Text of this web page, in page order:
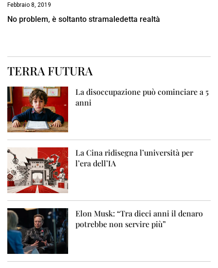
Febbraio 8, 2019
No problem, è soltanto stramaledetta realtà
TERRA FUTURA
La disoccupazione può cominciare a 5
anni
La Cina ridisegna l’università per
l’era dell’IA
Elon Musk: “Tra dieci anni il denaro
potrebbe non servire più”